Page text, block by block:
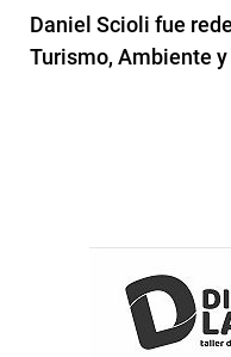
Daniel Scioli fue
Turismo, Ambiente